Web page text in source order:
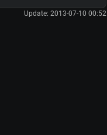
Update: 2013-07-10 00:52